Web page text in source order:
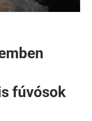
fúvósok